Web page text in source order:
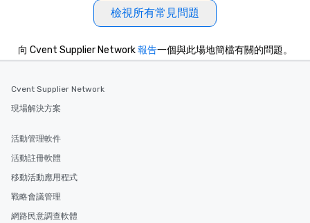
檢視所有常見問題
向 Cvent Supplier Network報告一個與此場地簡檔有關的問題。
Cvent Supplier Network
現場解決方案
活動管理軟件
活動註冊軟體
移動活動應用程式
戰略會議管理
網路民意調查軟體